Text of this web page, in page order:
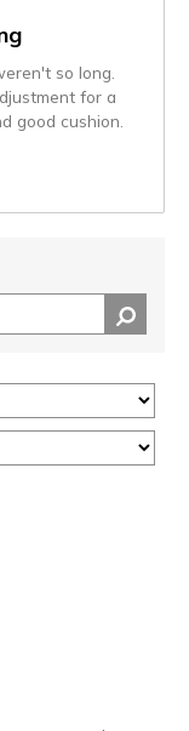
a>
so long.
for a
good cushion.